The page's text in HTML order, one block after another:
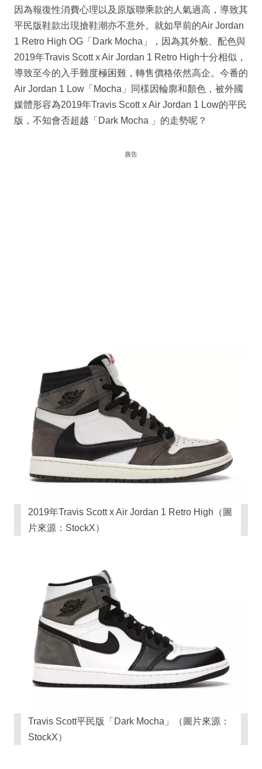
因為報復性消費心理以及原版聯乘款的人氣過高，導致其
平民版鞋款出現搶鞋潮亦不意外。就如早前的Air Jordan
1 Retro High OG「Dark Mocha」，因為其外貌、配色與
2019年Travis Scott x Air Jordan 1 Retro High十分相似，
導致至今的入手難度極困難，轉售價格依然高企。今番的
Air Jordan 1 Low「Mocha」同樣因輪廓和顏色，被外國
媒體形容為2019年Travis Scott x Air Jordan 1 Low的平民
版，不知會否超越「Dark Mocha 」的走勢呢？
廣告
2019年Travis Scott x Air Jordan 1 Retro High（圖
片來源：StockX）
Travis Scott平民版「Dark Mocha」（圖片來源：
StockX）